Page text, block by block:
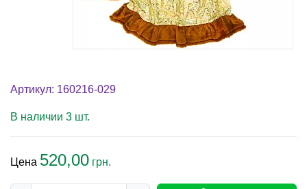
Артикул: 160216-029
В наличии 3 шт.
Цена 520,00 грн.